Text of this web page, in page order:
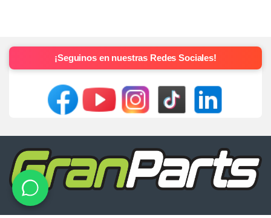
¡Seguinos en nuestras Redes Sociales!